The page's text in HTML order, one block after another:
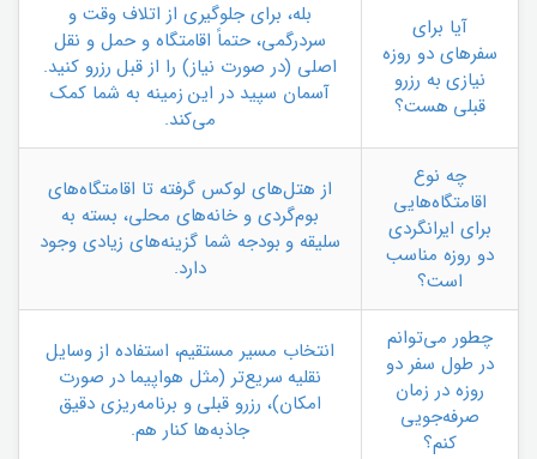
آیا برای
سفرهای دو روزه
نیازی به رزرو
قبلی هست؟
بله، برای جلوگیری از اتلاف وقت و
سردرگمی، حتماً اقامتگاه و حمل و نقل
اصلی (در صورت نیاز) را از قبل رزرو کنید.
آسمان سپید در این زمینه به شما کمک
می‌کند.
چه نوع
اقامتگاه‌هایی
برای ایرانگردی
دو روزه مناسب
است؟
از هتل‌های لوکس گرفته تا اقامتگاه‌های
بوم‌گردی و خانه‌های محلی، بسته به
سلیقه و بودجه شما گزینه‌های زیادی وجود
دارد.
چطور می‌توانم
در طول سفر دو
روزه در زمان
صرفه‌جویی
کنم؟
انتخاب مسیر مستقیم، استفاده از وسایل
نقلیه سریع‌تر (مثل هواپیما در صورت
امکان)، رزرو قبلی و برنامه‌ریزی دقیق
جاذبه‌ها کنار هم.